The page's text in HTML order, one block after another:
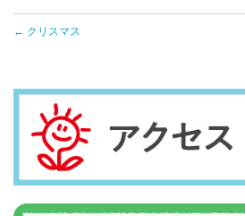
← クリスマス